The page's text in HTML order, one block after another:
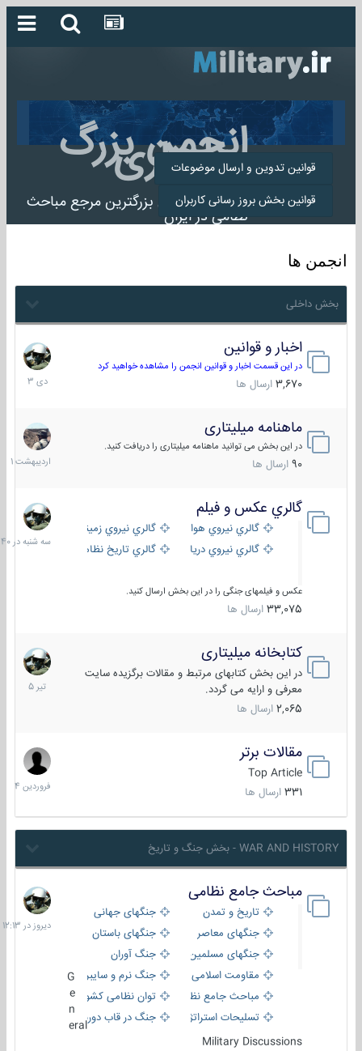
انجمن بزرگ
میلیتاری
انجمن میلیتاری بزرگترین مرجع مباحث
نظامی در ایران
قوانین تدوین و ارسال موضوعات
قوانین بخش بروز رسانی کاربران
انجمن ها
بخش داخلی
اخبار و قوانین
در این قسمت اخبار و قوانین انجمن را مشاهده خواهید کرد
3,670 ارسال ها
22
دی
1403
ماهنامه میلیتاری
در این بخش می توانید ماهنامه میلیتاری را دریافت کنید.
90 ارسال ها
30
1401
گالري عكس و فيلم
گالري نيروي هوايي
گالري نيروي زميني
گالري نيروي دريايي
گالري تاریخ نظامی
عکس و فیلمهای جنگی را در این بخش ارسال کنید.
33,075 ارسال ها
سه
شنبه
در
کتابخانه میلیتاری
در این بخش کتابهای مرتبط و مقالات برگزیده سایت
معرفی و ارایه می گردد.
2,065 ارسال ها
16
تیر
1405
مقالات برتر
Top Article
331 ارسال ها
29
فروردین
1404
WAR AND HISTORY - بخش جنگ و تاریخ
مباحث جامع نظامی
تاریخ و تمدن
جنگهای جهانی
جنگهای معاصر
جنگهای باستان
جنگهای مسلمین
جنگ آوران
مقاومت اسلامی
جنگ نرم و سایبری
مباحث جامع نظامی
توان نظامی کشورها
تسلیحات استراتژیک
جنگ در قاب دوربین
eral
Military Discussions
دیروز
در
12:13